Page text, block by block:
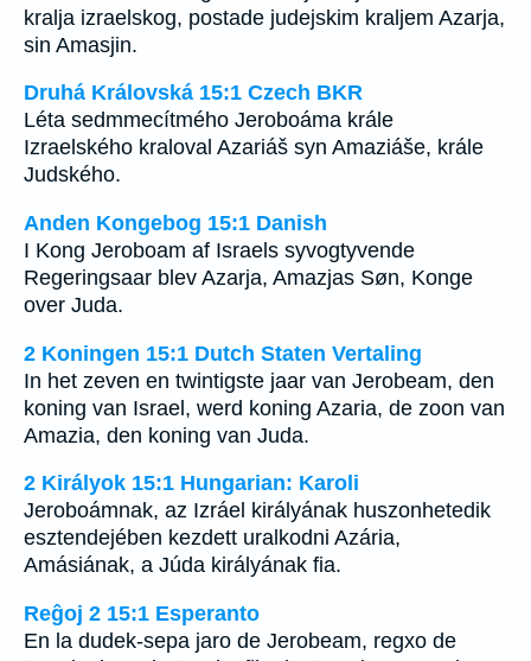
kralja izraelskog, postade judejskim kraljem Azarja,
sin Amasjin.
Druhá Královská 15:1 Czech BKR
Léta sedmmecítmého Jeroboáma krále
Izraelského kraloval Azariáš syn Amaziáše, krále
Judského.
Anden Kongebog 15:1 Danish
I Kong Jeroboam af Israels syvogtyvende
Regeringsaar blev Azarja, Amazjas Søn, Konge
over Juda.
2 Koningen 15:1 Dutch Staten Vertaling
In het zeven en twintigste jaar van Jerobeam, den
koning van Israel, werd koning Azaria, de zoon van
Amazia, den koning van Juda.
2 Királyok 15:1 Hungarian: Karoli
Jeroboámnak, az Izráel királyának huszonhetedik
esztendejében kezdett uralkodni Azária,
Amásiának, a Júda királyának fia.
Reĝoj 2 15:1 Esperanto
En la dudek-sepa jaro de Jerobeam, regxo de